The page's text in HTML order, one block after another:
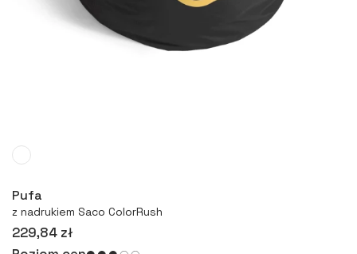
Pufa
z nadrukiem Saco ColorRush
229,84 zł